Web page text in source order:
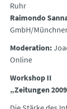
Ruhr
Raimondo
GmbH/
Moderation:
Online
Workshop II
„Zeitungen